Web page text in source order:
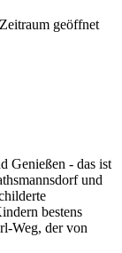
geöffnet
Genießen - das ist
und
bestens
Weg, der von